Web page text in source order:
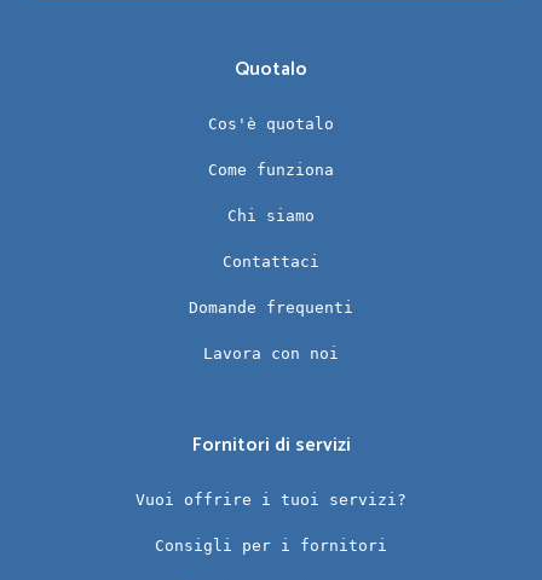
Quotalo
Cos'è quotalo
Come funziona
Chi siamo
Contattaci
Domande frequenti
Lavora con noi
Fornitori di servizi
Vuoi offrire i tuoi servizi?
Consigli per i fornitori